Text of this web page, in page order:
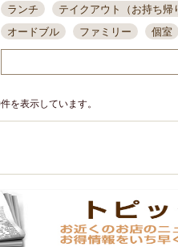
ランチ テイクアウト（お持ち帰
オードブル
ファミリー 個室
接待・会食
ちょい飲み コス
結婚式二次会
夜10時以降入店可
県産魚 焼
アサヒスーパードライ
県庁前駅
大部屋50名以上～
オリオン
を表示しています。